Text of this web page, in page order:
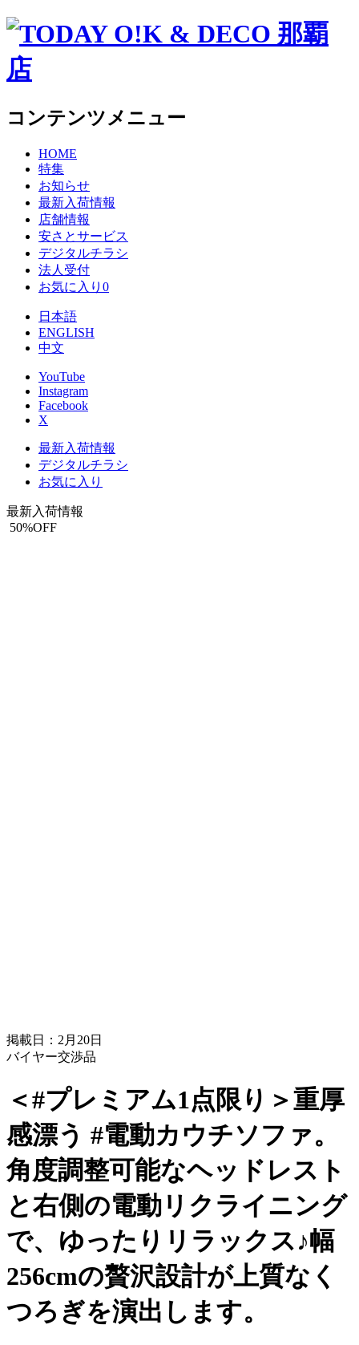
コンテンツメニュー
HOME
特集
お知らせ
最新入荷情報
店舗情報
安さとサービス
デジタルチラシ
法人受付
お気に入り 0
日本語
ENGLISH
中文
YouTube
Instagram
Facebook
X
最新入荷情報
デジタルチラシ
お気に入り
最新入荷情報
50%OFF
掲載日：2月20日
バイヤー交渉品
＜#プレミアム1点限り＞重厚
感漂う #電動カウチソファ。
角度調整可能なヘッドレスト
と右側の電動リクライニング
で、ゆったりリラックス♪幅
256cmの贅沢設計が上質なく
つろぎを演出します。